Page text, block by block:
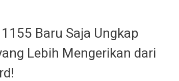
Baru Saja Ungkap
Lebih Mengerikan dari